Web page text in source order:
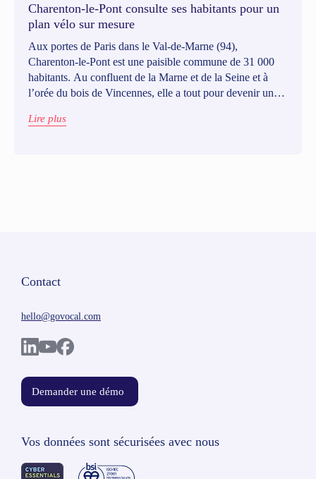
Charenton-le-Pont consulte ses habitants pour un
plan vélo sur mesure
Aux portes de Paris dans le Val-de-Marne (94),
Charenton-le-Pont est une paisible commune de 31 000
habitants. Au confluent de la Marne et de la Seine et à
l’orée du bois de Vincennes, elle a tout pour devenir un
mieux que de consulter ses usagers pour co-construire un
Lire plus
Contact
hello@govocal.com
Demander une démo
Vos données sont sécurisées avec nous